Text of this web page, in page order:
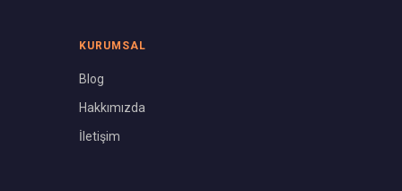
KURUMSAL
Blog
Hakkımızda
İletişim